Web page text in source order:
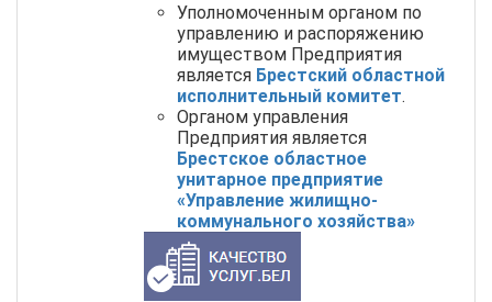
Уполномоченным органом по
управлению и распоряжению
имуществом Предприятия
является Брестский областной
исполнительный комитет.
Органом управления
Предприятия является
Брестское областное
унитарное предприятие
«Управление жилищно-
коммунального хозяйства»